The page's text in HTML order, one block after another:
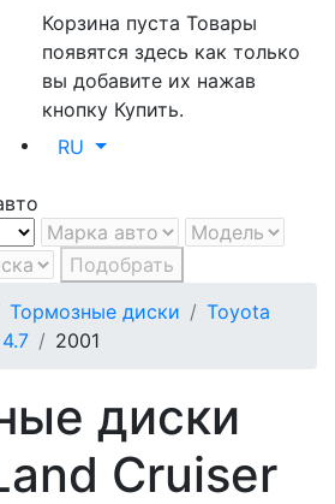
Корзина пустаТовары
появятся здесь как только
вы добавите их нажав
кнопку Купить.
RU
Подобрать
Тормозные диски
Toyota
4.7 2001
диски
Cruiser